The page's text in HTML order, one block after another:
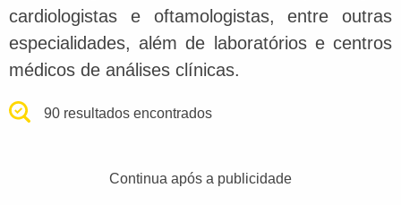
cardiologistas e oftamologistas, entre outras
especialidades, além de laboratórios e centros
médicos de análises clínicas.
90 resultados encontrados
Continua após a publicidade